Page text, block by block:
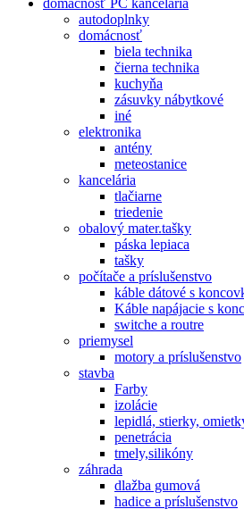
domácnosť PC kancelária
autodoplnky
domácnosť
biela technika
čierna technika
kuchyňa
zásuvky nábytkové
iné
elektronika
antény
meteostanice
kancelária
tlačiarne
triedenie
obalový mater.tašky
páska lepiaca
tašky
počítače a príslušenstvo
káble dátové s
Káble napájacie s
switche a routre
priemysel
motory a príslušenstvo
stavba
Farby
izolácie
lepidlá, stierky,
penetrácia
tmely,silikóny
záhrada
dlažba gumová
hadice a príslušenstvo